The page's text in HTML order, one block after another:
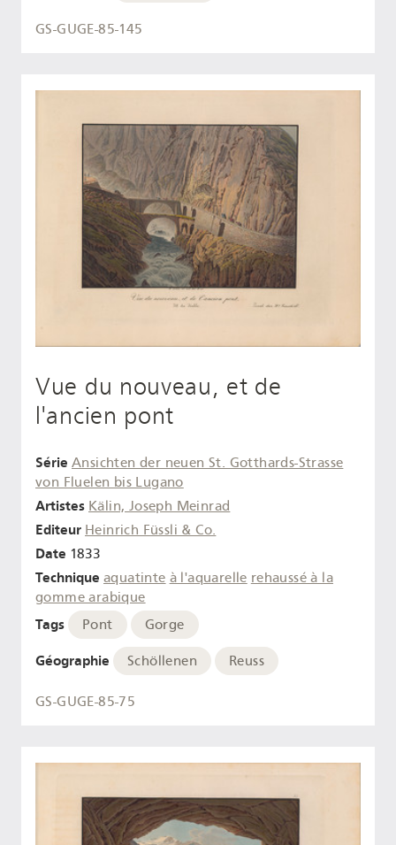
GS-GUGE-85-145
Vue du nouveau, et de
l'ancien pont
Série Ansichten der neuen St. Gotthards-Strasse
von Fluelen bis Lugano
Artistes Kälin, Joseph Meinrad
Editeur Heinrich Füssli & Co.
Date 1833
Technique aquatinte à l'aquarelle rehaussé à la
gomme arabique
Tags Pont Gorge
Géographie Schöllenen Reuss
GS-GUGE-85-75